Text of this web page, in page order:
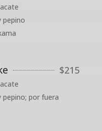
pepino
$215
pepino; por fuera